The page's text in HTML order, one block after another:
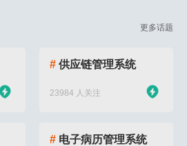
更多话题
# 供应链管理系统
23984 人关注
# 电子病历管理系统